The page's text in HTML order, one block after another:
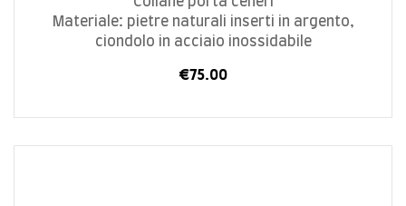
Materiale: pietre naturali inserti in argento,
ciondolo in acciaio inossidabile
€75.00